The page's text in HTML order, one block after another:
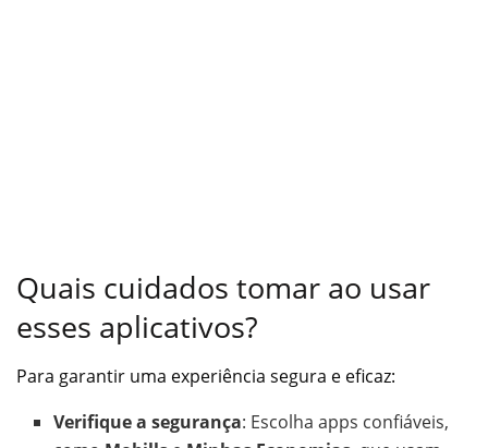
Quais cuidados tomar ao usar
esses aplicativos?
Para garantir uma experiência segura e eficaz:
Verifique a segurança: Escolha apps confiáveis,